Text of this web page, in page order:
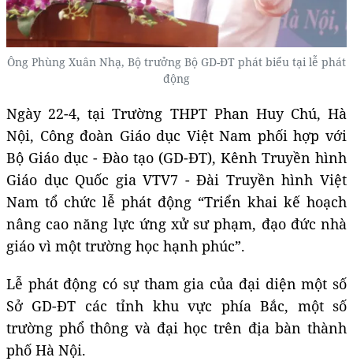
Ông Phùng Xuân Nhạ, Bộ trưởng Bộ GD-ĐT phát biểu tại lễ phát
động
Ngày 22-4, tại Trường THPT Phan Huy Chú, Hà
Nội, Công đoàn Giáo dục Việt Nam phối hợp với
Bộ Giáo dục - Đào tạo (GD-ĐT), Kênh Truyền hình
Giáo dục Quốc gia VTV7 - Đài Truyền hình Việt
Nam tổ chức lễ phát động “Triển khai kế hoạch
nâng cao năng lực ứng xử sư phạm, đạo đức nhà
giáo vì một trường học hạnh phúc”.
Lễ phát động có sự tham gia của đại diện một số
Sở GD-ĐT các tỉnh khu vực phía Bắc, một số
trường phổ thông và đại học trên địa bàn thành
phố Hà Nội.